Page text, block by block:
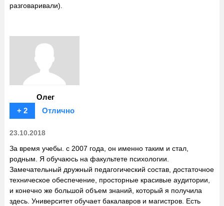
разговаривали).
Олег
+ 2
Отлично
23.10.2018
За время учебы. с 2007 года, он именно таким и стал,
родным. Я обучаюсь на факультете психологии.
Замечательный дружный педагогический состав, достаточное
техническое обеспечение, просторные красивые аудитории,
и конечно же большой объем знаний, который я получила
здесь. Университет обучает бакалавров и магистров. Есть